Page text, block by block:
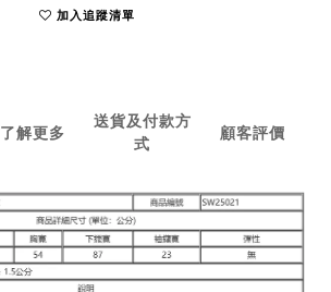
加入追蹤清單
了解更多
送貨及付款方
式
顧客評價